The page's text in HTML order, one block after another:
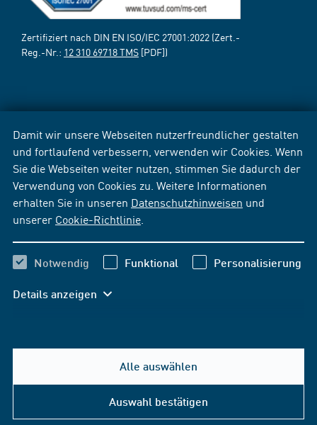
Damit wir unsere Webseiten nutzerfreundlicher gestalten
und fortlaufend verbessern, verwenden wir Cookies. Wenn
Sie die Webseiten weiter nutzen, stimmen Sie dadurch der
Verwendung von Cookies zu. Weitere Informationen
erhalten Sie in unseren Datenschutzhinweisen und
unserer Cookie-Richtlinie
Notwendig Funktional Personalisierung
Details anzeigen
Alle auswählen
Auswahl bestätigen
Zertifiziert nach DIN EN ISO/IEC 27001:2022 (Zert.-
Reg.-Nr.: 12 310 69718 TMS [PDF])